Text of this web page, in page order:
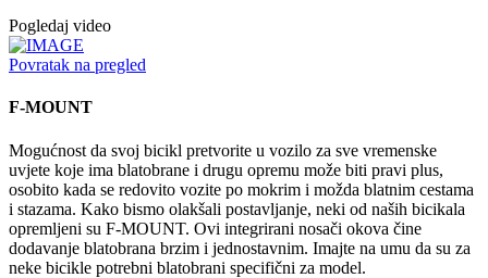
Pogledaj video
Povratak na pregled
F-MOUNT
Mogućnost da svoj bicikl pretvorite u vozilo za sve vremenske
uvjete koje ima blatobrane i drugu opremu može biti pravi plus,
osobito kada se redovito vozite po mokrim i možda blatnim cestama
i stazama. Kako bismo olakšali postavljanje, neki od naših bicikala
opremljeni su F-MOUNT. Ovi integrirani nosači okova čine
dodavanje blatobrana brzim i jednostavnim. Imajte na umu da su za
neke bicikle potrebni blatobrani specifični za model.